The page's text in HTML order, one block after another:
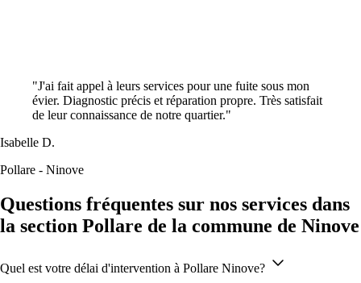
"J'ai fait appel à leurs services pour une fuite sous mon
évier. Diagnostic précis et réparation propre. Très satisfait
de leur connaissance de notre quartier."
Isabelle D.
Pollare - Ninove
Questions fréquentes sur nos services dans
la section Pollare de la commune de Ninove
Quel est votre délai d'intervention à Pollare Ninove?